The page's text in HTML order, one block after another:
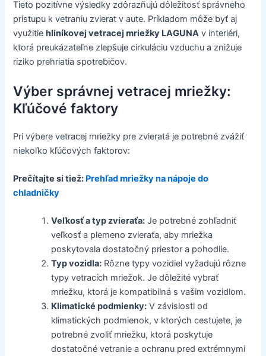
Tieto pozitívne výsledky zdôrazňujú dôležitosť správneho
prístupu k vetraniu zvierat v aute. Príkladom môže byť aj
využitiehliníkovej vetracej mriežky LAGUNA v interiéri,
ktorá preukázateľne zlepšuje cirkuláciu vzduchu a znižuje
riziko prehriatia spotrebičov.
Výber správnej vetracej mriežky:
Kľúčové faktory
Pri výbere vetracej mriežky pre zvieratá je potrebné zvážiť
niekoľko kľúčových faktorov:
Prečítajte si tiež: Prehľad mriežky na nápoje do
chladničky
Veľkosť a typ zvieraťa: Je potrebné zohľadniť
veľkosť a plemeno zvieraťa, aby mriežka
poskytovala dostatočný priestor a pohodlie.
Typ vozidla: Rôzne typy vozidiel vyžadujú rôzne
typy vetracích mriežok. Je dôležité vybrať
mriežku, ktorá je kompatibilná s vašim vozidlom.
Klimatické podmienky: V závislosti od
klimatických podmienok, v ktorých cestujete, je
potrebné zvoliť mriežku, ktorá poskytuje
dostatočné vetranie a ochranu pred extrémnymi